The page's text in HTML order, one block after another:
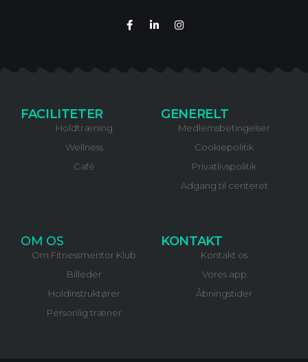
FACILITETER
Holdtræning
Wellness
Café
GENERELT
Medlemsbetingelser
Cookiepolitik
Privatlivspolitik
Adgang til centeret
OM OS
Om Fitnessmentor Klub
Billeder
Holdinstruktører
Personlig træner
KONTAKT
Kontakt os
Vores app
Åbningstider